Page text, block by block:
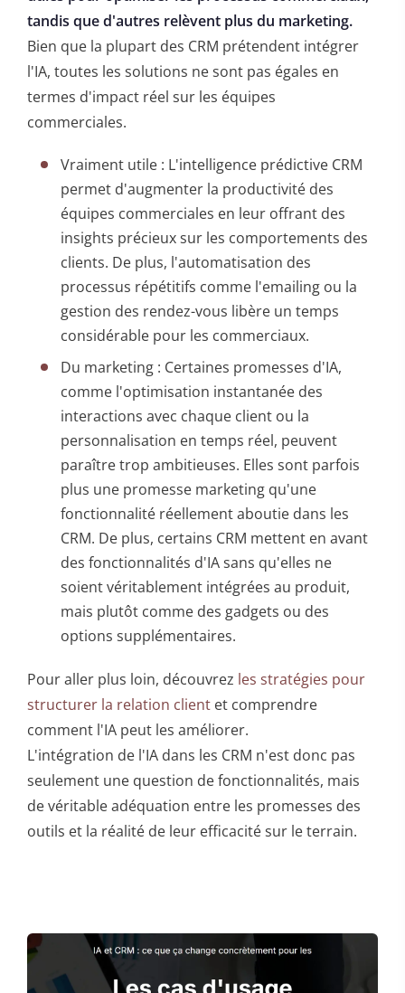
tandis que d'autres relèvent plus du marketing.
Bien que la plupart des CRM prétendent intégrer
l'IA, toutes les solutions ne sont pas égales en
termes d'impact réel sur les équipes
commerciales.
Vraiment utile : L'intelligence prédictive CRM
permet d'augmenter la productivité des
équipes commerciales en leur offrant des
insights précieux sur les comportements des
clients. De plus, l'automatisation des
processus répétitifs comme l'emailing ou la
gestion des rendez-vous libère un temps
considérable pour les commerciaux.
Du marketing : Certaines promesses d'IA,
comme l'optimisation instantanée des
interactions avec chaque client ou la
personnalisation en temps réel, peuvent
paraître trop ambitieuses. Elles sont parfois
plus une promesse marketing qu'une
fonctionnalité réellement aboutie dans les
CRM. De plus, certains CRM mettent en avant
des fonctionnalités d'IA sans qu'elles ne
soient véritablement intégrées au produit,
mais plutôt comme des gadgets ou des
options supplémentaires.
Pour aller plus loin, découvrez les stratégies pour
structurer la relation client et comprendre
comment l'IA peut les améliorer.
L'intégration de l'IA dans les CRM n'est donc pas
seulement une question de fonctionnalités, mais
de véritable adéquation entre les promesses des
outils et la réalité de leur efficacité sur le terrain.